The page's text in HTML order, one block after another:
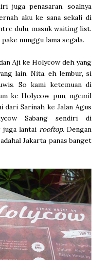
juga penasaran, soalnya
aku ke sana sekali di
dulu, masuk waiting list.
nunggu lama segala.
Aji ke Holycow deh yang
lain, Nita, eh lembur, si
So kami ketemuan di
ke Holycow pun, ngemil
dari Sarinah ke Jalan Agus
Sabang sendiri di
juga lantai rooftop. Dengan
Jakarta panas banget